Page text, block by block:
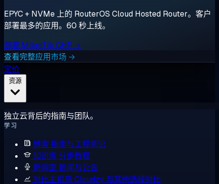
EPYC + NVMe 上的 RouterOS Cloud Hosted Router。客户
部署最多的应用。60 秒上线。
部署 MikroTik CHR →
查看完整应用市场 →
定价
独立云背后的指南与团队。
学习
博客指南与工程笔记
知识库 分步教程
新闻室 新闻与公告
对比主机商 Cloudzy 与其他选择对比